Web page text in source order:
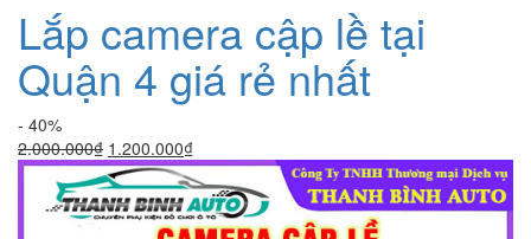
Lắp camera cập lề tại
Quận 4 giá rẻ nhất
- 40%
2.000.000₫ Giá
gốc
là:
2.000.000₫.
1.200.000₫Giá
hiện
tại
là: